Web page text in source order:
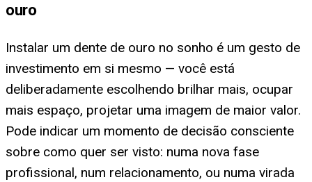
ouro
Instalar um dente de ouro no sonho é um gesto de
investimento em si mesmo — você está
deliberadamente escolhendo brilhar mais, ocupar
mais espaço, projetar uma imagem de maior valor.
Pode indicar um momento de decisão consciente
sobre como quer ser visto: numa nova fase
profissional, num relacionamento, ou numa virada